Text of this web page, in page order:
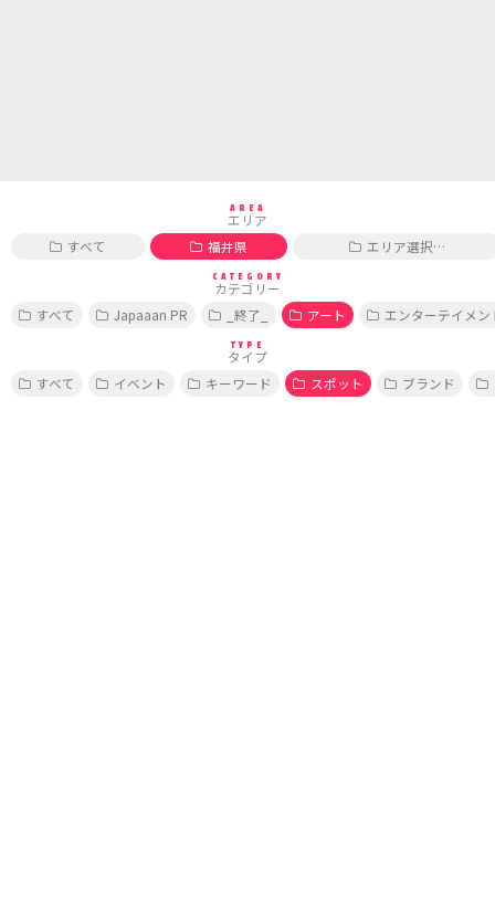
AREA
エリア
すべて
福井県 エリア選択…
CATEGORY
カテゴリー
すべて
Japaaan PR _終了_ アート エンターテイメン
TYPE
タイプ
すべて
イベント キーワード スポット ブランド